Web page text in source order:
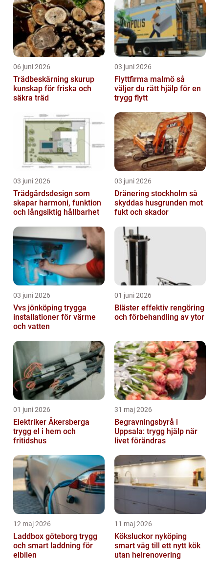
06 juni 2026
Trädbeskärning skurup
kunskap för friska och
säkra träd
03 juni 2026
Flyttfirma malmö så
väljer du rätt hjälp för en
trygg flytt
03 juni 2026
Trädgårdsdesign som
skapar harmoni, funktion
och långsiktig hållbarhet
03 juni 2026
Dränering stockholm så
skyddas husgrunden mot
fukt och skador
03 juni 2026
Vvs jönköping trygga
installationer för värme
och vatten
01 juni 2026
Bläster effektiv rengöring
och förbehandling av ytor
01 juni 2026
Elektriker Åkersberga
trygg el i hem och
fritidshus
31 maj 2026
Begravningsbyrå i
Uppsala: trygg hjälp när
livet förändras
12 maj 2026
Laddbox göteborg trygg
och smart laddning för
elbilen
11 maj 2026
Köksluckor nyköping
smart väg till ett nytt kök
utan helrenovering